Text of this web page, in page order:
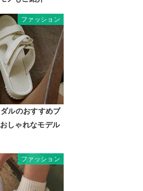
ファッション
ルのおすすめブ
しゃれなモデル
ファッション